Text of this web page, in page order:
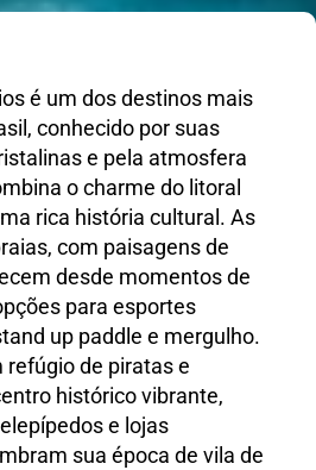
é um dos destinos mais
conhecido por suas
e pela atmosfera
o charme do litoral
rica história cultural. As
com paisagens de
desde momentos de
para esportes
up paddle e mergulho.
refúgio de piratas e
histórico vibrante,
e lojas
sua época de vila de